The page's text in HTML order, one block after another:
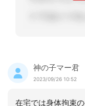
神の子マー君
2023/09/26 10:52